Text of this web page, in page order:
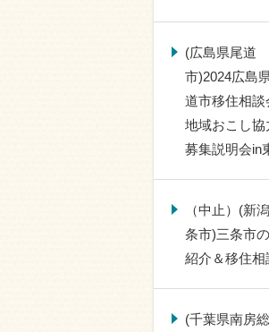
(広島県尾道
市)2024広島
道市移住相談
地域おこし協
募集説明会in
（中止）(新
条市)三条市
紹介＆移住相
(千葉県南房総